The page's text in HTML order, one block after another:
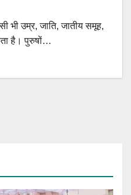
भी उम्र, जाति, जातीय समूह,
है। पुरुषों…